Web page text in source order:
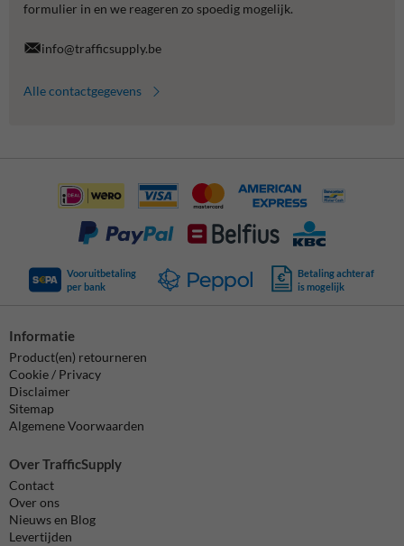
formulier in en we reageren zo spoedig mogelijk.
info@trafficsupply.be
Alle contactgegevens
Vooruitbetaling
per bank
Betaling achteraf
is mogelijk
Informatie
Product(en) retourneren
Cookie / Privacy
Disclaimer
Sitemap
Algemene Voorwaarden
Over TrafficSupply
Contact
Over ons
Nieuws en Blog
Levertijden